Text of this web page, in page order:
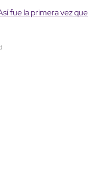
fue la primera vez que